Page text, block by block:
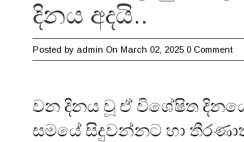
දිනය අදයි..
Posted by admin On March 02, 2025 0 Comment
වන දිනය වූ ඒ විශේෂිත
සමයේ සිදුවන්නට හා